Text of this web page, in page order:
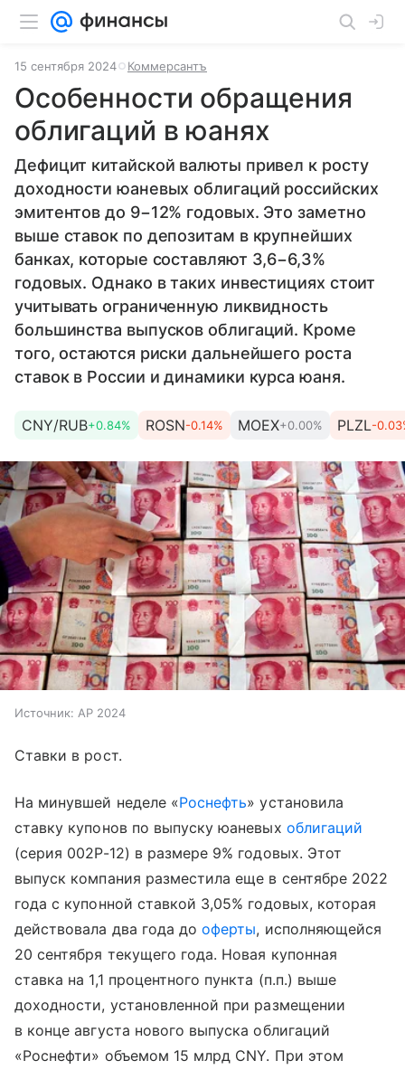
15 сентября 2024 Коммерсантъ
Особенности обращения
облигаций в юанях
Дефицит китайской валюты привел к росту
доходности юаневых облигаций российских
эмитентов до 9−12% годовых. Это заметно
выше ставок по депозитам в крупнейших
банках, которые составляют 3,6−6,3%
годовых. Однако в таких инвестициях стоит
учитывать ограниченную ликвидность
большинства выпусков облигаций. Кроме
того, остаются риски дальнейшего роста
ставок в России и динамики курса юаня.
CNY/RUB+0.84% ROSN-0.14% MOEX+0.00% PLZL-
Источник: AP 2024
Ставки в рост.
На минувшей неделе «Роснефть» установила
ставку купонов по выпуску юаневых облигаций
(серия 002Р-12) в размере 9% годовых. Этот
выпуск компания разместила еще в сентябре 2022
года с купонной ставкой 3,05% годовых, которая
действовала два года дооферты, исполняющейся
20 сентября текущего года. Новая купонная
ставка на 1,1 процентного пункта (п.п.) выше
доходности, установленной при размещении
в конце августа нового выпуска облигаций
«Роснефти» объемом 15 млрд CNY. При этом